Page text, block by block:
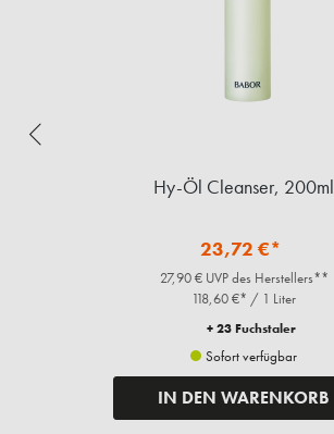
Hy-Öl Cleanser, 200ml
23,72 €*
27,90 € UVP des Herstellers**
118,60 €* / 1 Liter
+ 23 Fuchstaler
Sofort verfügbar
IN DEN WARENKORB